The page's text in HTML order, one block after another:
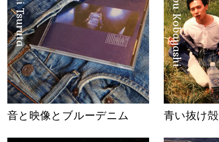
音と映像とブルーデニム 青い抜け